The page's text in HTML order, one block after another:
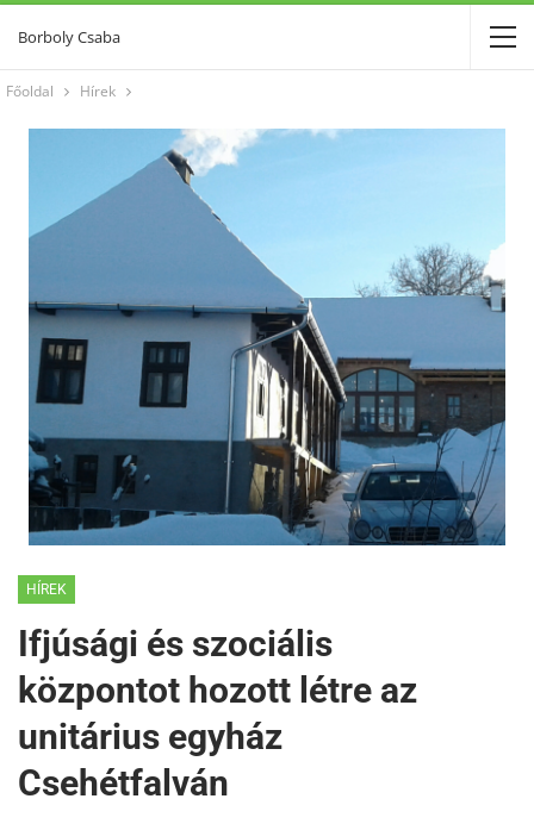
Borboly Csaba
Főoldal Hírek
HÍREK
Ifjúsági és szociális
központot hozott létre az
unitárius egyház
Csehétfalván